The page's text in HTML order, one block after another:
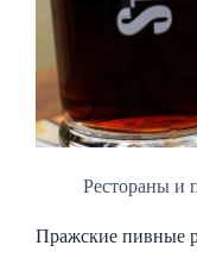
Рестораны и
Пражские пивные